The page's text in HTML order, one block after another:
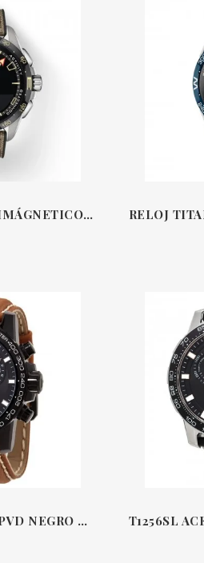
RELOJ TITANIO ANTIMÁGNETICO & CORREA TEXTIL BEIGE 47.5 MM T-TOUCH SOLAR CONNECT TISSOT
T1256BPVDL ACERO PVD NEGRO & PIEL MARRÓN 45.5 MM CRONÓGRAFO SUPERSPORT TISSOT